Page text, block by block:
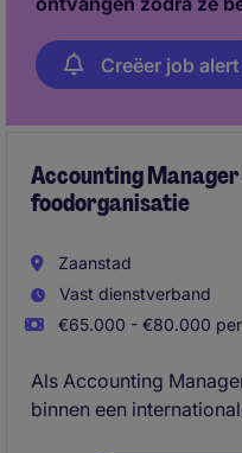
Creëer job alert
Accounting
foodorganisatie
Zaanstad
Vast dienstverband
€65.000 - €80.000
Als Accounting
binnen een